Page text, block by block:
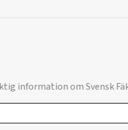
information om Svensk